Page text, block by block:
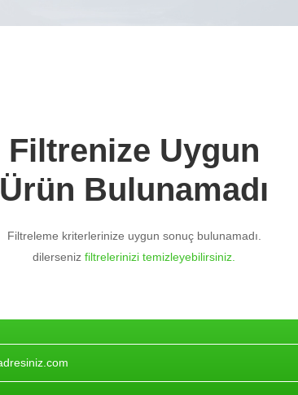
Filtrenize Uygun
Ürün Bulunamadı
Filtreleme kriterlerinize uygun sonuç bulunamadı.
dilerseniz filtrelerinizi temizleyebilirsiniz.